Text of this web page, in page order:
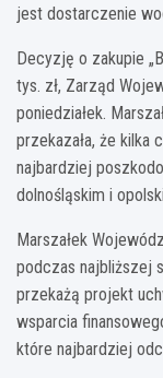
jest dostarczenie
Decyzję o zakupie
tys. zł, Zarząd
poniedziałek.
przekazała, że
najbardziej
dolnośląskim i
Marszałek
podczas najbliższej
przekażą projekt
wsparcia
które najbardziej